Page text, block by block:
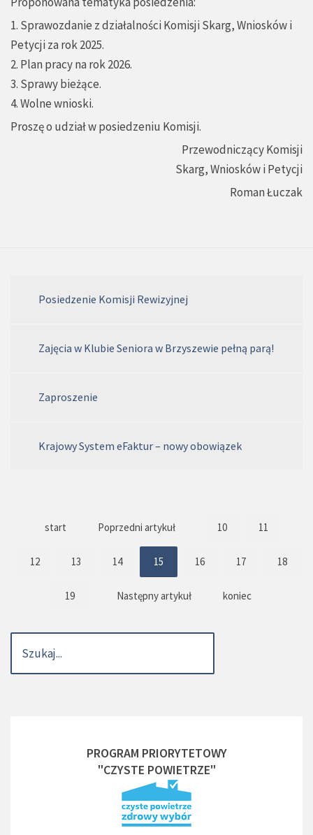
1. Sprawozdanie z działalności Komisji Skarg, Wniosków i
Petycji za rok 2025.
2. Plan pracy na rok 2026.
3. Sprawy bieżące.
4. Wolne wnioski.
Proszę o udział w posiedzeniu Komisji.
Przewodniczący Komisji
Skarg, Wniosków i Petycji
Roman Łuczak
Posiedzenie Komisji Rewizyjnej
Zajęcia w Klubie Seniora w Brzyszewie pełną parą!
Zaproszenie
Krajowy System eFaktur – nowy obowiązek
start Poprzedni artykuł 10 11
12 13 14 15 16 17 18
19 Następny artykuł koniec
PROGRAM PRIORYTETOWY
"CZYSTE POWIETRZE"